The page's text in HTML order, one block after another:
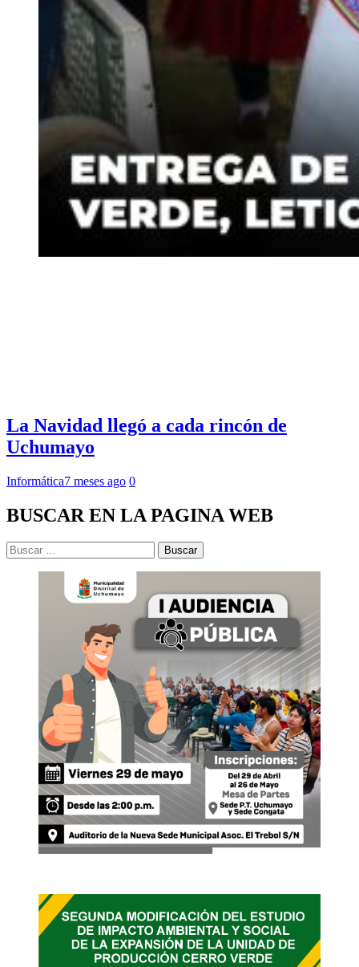
La Navidad llegó a cada rincón de
Uchumayo
Informática7 meses ago 0
BUSCAR EN LA PAGINA WEB
Buscar: